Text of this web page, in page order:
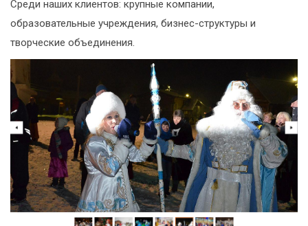
Среди наших клиентов: крупные компании,
образовательные учреждения, бизнес-структуры и
творческие объединения.